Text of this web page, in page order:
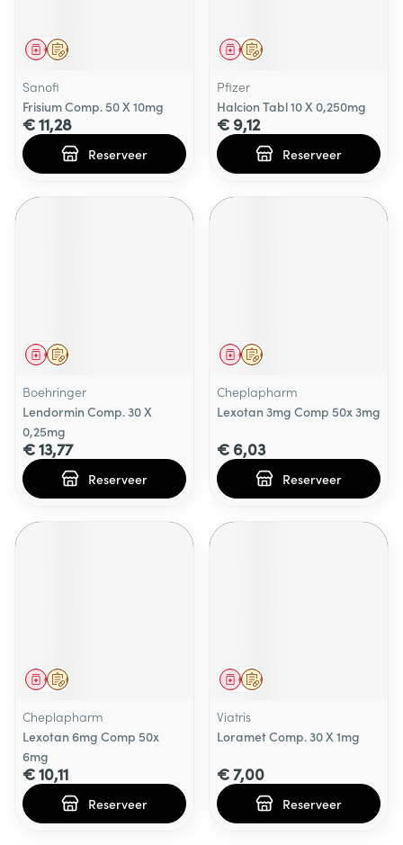
Op voorschrift
Geneesmiddel
Sanofi
Frisium Comp. 50 X 10mg
€ 11,28
Reserveer
Op voorschrift
Geneesmiddel
Pfizer
Halcion Tabl 10 X 0,250mg
€ 9,12
Reserveer
Op voorschrift
Geneesmiddel
Boehringer
Lendormin Comp. 30 X
0,25mg
€ 13,77
Reserveer
Op voorschrift
Geneesmiddel
Cheplapharm
Lexotan 3mg Comp 50x 3mg
€ 6,03
Reserveer
Op voorschrift
Geneesmiddel
Cheplapharm
Lexotan 6mg Comp 50x
6mg
€ 10,11
Reserveer
Op voorschrift
Geneesmiddel
Viatris
Loramet Comp. 30 X 1mg
€ 7,00
Reserveer